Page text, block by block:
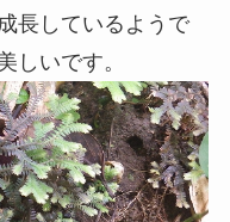
長しているようで
しいです。